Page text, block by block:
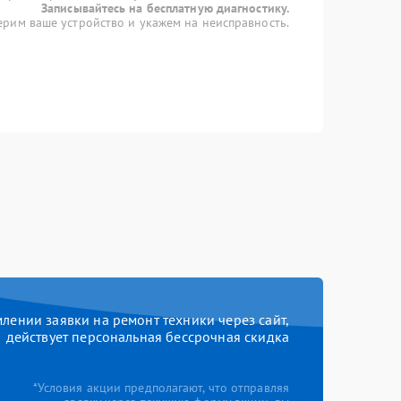
Записывайтесь на бесплатную диагностику.
ваше устройство и укажем на неисправность.
заявки на ремонт техники через сайт,
действует персональная бессрочная скидка
*Условия акции предполагают, что отправляя